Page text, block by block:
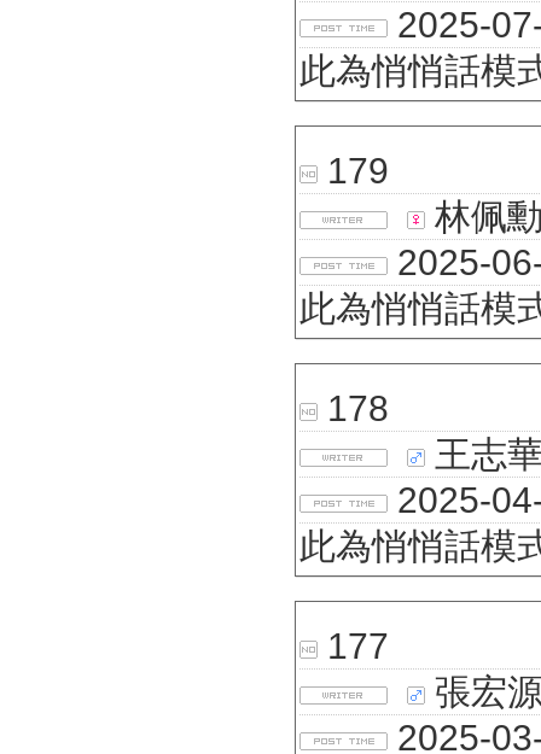
2025-
此為悄悄話模
179
林佩
2025-
此為悄悄話模
178
王志
2025-
此為悄悄話模
177
張宏
2025-